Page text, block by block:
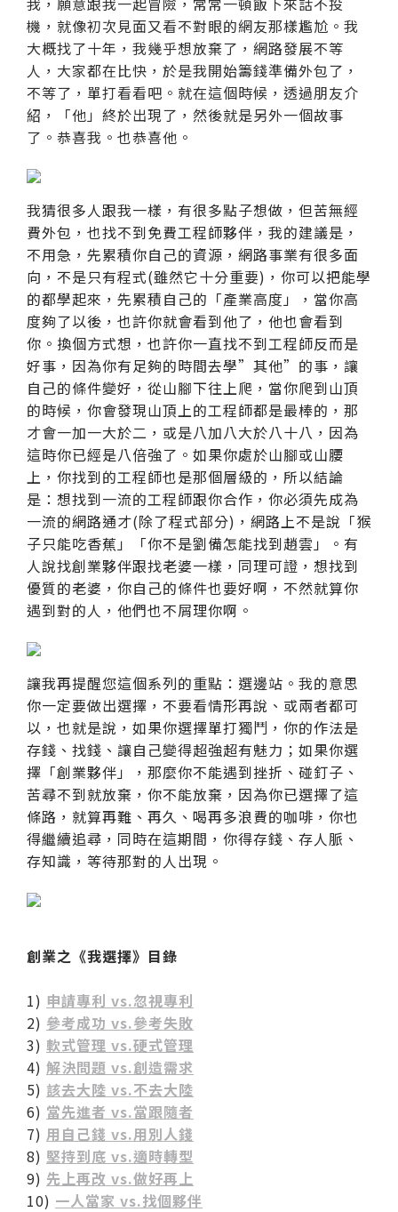
機，就像初次見面又看不對眼的網友那樣尷尬。我
大概找了十年，我幾乎想放棄了，網路發展不等
人，大家都在比快，於是我開始籌錢準備外包了，
不等了，單打看看吧。就在這個時候，透過朋友介
紹，「他」終於出現了，然後就是另外一個故事
了。恭喜我。也恭喜他。
我猜很多人跟我一樣，有很多點子想做，但苦無經
費外包，也找不到免費工程師夥伴，我的建議是，
不用急，先累積你自己的資源，網路事業有很多面
向，不是只有程式(雖然它十分重要)，你可以把能學
的都學起來，先累積自己的「產業高度」，當你高
度夠了以後，也許你就會看到他了，他也會看到
你。換個方式想，也許你一直找不到工程師反而是
好事，因為你有足夠的時間去學”其他”的事，讓
自己的條件變好，從山腳下往上爬，當你爬到山頂
的時候，你會發現山頂上的工程師都是最棒的，那
才會一加一大於二，或是八加八大於八十八，因為
這時你已經是八倍強了。如果你處於山腳或山腰
上，你找到的工程師也是那個層級的，所以結論
是：想找到一流的工程師跟你合作，你必須先成為
一流的網路通才(除了程式部分)，網路上不是說「猴
子只能吃香蕉」「你不是劉備怎能找到趙雲」。有
人說找創業夥伴跟找老婆一樣，同理可證，想找到
優質的老婆，你自己的條件也要好啊，不然就算你
遇到對的人，他們也不屑理你啊。
讓我再提醒您這個系列的重點：選邊站。我的意思
你一定要做出選擇，不要看情形再說、或兩者都可
以，也就是說，如果你選擇單打獨鬥，你的作法是
存錢、找錢、讓自己變得超強超有魅力；如果你選
擇「創業夥伴」，那麼你不能遇到挫折、碰釘子、
苦尋不到就放棄，你不能放棄，因為你已選擇了這
條路，就算再難、再久、喝再多浪費的咖啡，你也
得繼續追尋，同時在這期間，你得存錢、存人脈、
存知識，等待那對的人出現。
創業之《我選擇》目錄
1) 申請專利 vs.忽視專利
2) 參考成功 vs.參考失敗
3) 軟式管理 vs.硬式管理
4) 解決問題 vs.創造需求
5) 該去大陸 vs.不去大陸
6) 當先進者 vs.當跟隨者
7) 用自己錢 vs.用別人錢
8) 堅持到底 vs.適時轉型
9) 先上再改 vs.做好再上
10) 一人當家 vs.找個夥伴